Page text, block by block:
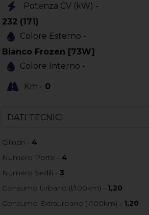
Potenza CV (kW) -
232 (171)
Colore Esterno -
Bianco Frozen [73W]
Colore Interno -
Km - 0
DATI TECNICI
Cilindri -4
Numero Porte -4
Numero Sedili - 3
Consumo Urbano (l/100km) - 1,20
Consumo Extraurbano (l/100km) - 1,20